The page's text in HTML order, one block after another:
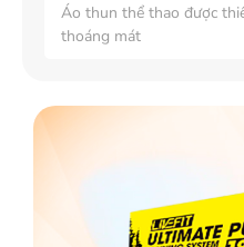
Áo thun thể thao được
thoáng mát